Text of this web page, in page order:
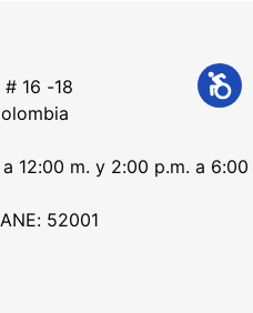
16 -18
12:00 m. y 2:00 p.m. a 6:00
52001